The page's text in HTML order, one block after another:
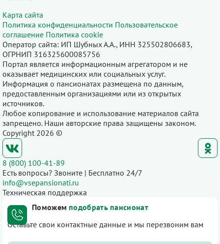
Карта сайта
Политика конфиденциальности Пользовательское
соглашение Политика cookie
Оператор сайта: ИП Шубных А.А., ИНН 325502806683,
ОГРНИП 316325600085756
Портал является информационным агрегатором и не
оказывает медицинских или социальных услуг.
Информация о пансионатах размещена по данным,
предоставленным организациями или из открытых
источников.
Любое копирование и использование материалов сайта
запрещено. Наши авторские права защищены законом.
Copyright 2026 ©
8 (800) 100-41-89
Есть вопросы? Звоните | Бесплатно 24/7
info@vsepansionati.ru
Техническая поддержка
Поможем подобрать пансионат
Оставьте свои контактные данные и мы перезвоним вам